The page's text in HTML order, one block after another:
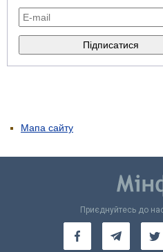
Мапа сайту
Приєднуйтесь до